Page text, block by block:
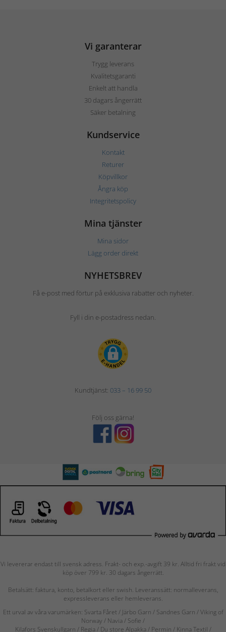
Vi garanterar
Trygg leverans
Kvalitetsgaranti
Enkelt att handla
30 dagars ångerrätt
Säker betalning
Kundservice
Kontakt
Returer
Köpvillkor
Ångra köp
Integritetspolicy
Mina tjänster
Mina sidor
Lägg order direkt
NYHETSBREV
Få e-post med förtur på exklusiva rabatter och nyheter.
Fyll i din e-postadress nedan.
Kundtjänst: 033 – 16 99 50
Följ oss gärna!
Vi levererar endast till svensk adress. Frakt- och exp.-avgift 39 kr. Alltid fri frakt vid
köp över 799 kr. 30 dagars ångerrätt.
Betalsätt: faktura, konto, betalkort eller swish. Leveranssätt: normalleverans,
expressleverans eller hemleverans.
Ett urval av våra varumärken: Svarta Fåret / Järbo Garn / Sandnes Garn / Viking of
Norway / Navia/ Sofie /
Kilafors Svenskullgarn / Regia / Du store Alpakka / Permin / Kinna Textil /